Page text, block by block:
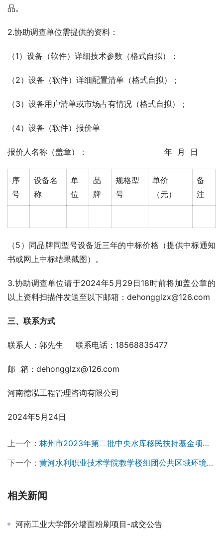
品。
2.协助调查单位需提供的资料：
（1）设备（软件）详细技术参数（格式自拟）；
（2）设备（软件）详细配置清单（格式自拟）；
（3）设备用户清单或市场占有情况（格式自拟）；
（4）设备（软件）报价单
报价人名称（盖章）：                               年  月  日
序
号
设备名
称
单
位
品
牌
规格型
号
单价
（元）
备
注
（5）同品牌同型号设备近三年的中标价格（提供中标通知
书或网上中标结果截图）。
3.协助调查单位请于2024年5月29日18时前将加盖公章的
以上资料扫描件发送至以下邮箱：dehongglzx@126.com
三、联系方式
联系人：郭先生     联系电话：18568835477
邮  箱：dehongglzx@126.com
河南德泓工程管理咨询有限公司
2024年5月24日
上一个： 林州市2023年第二批中央水库移民扶持基金项目、林州市2023年第二批地方水库移民扶持基金项目、林州市2024年中央水库移民扶持基金项目工程监理竞争性谈判公告
下一个： 黄河水利职业技术学院教学楼组团公共区域环境提升项目竞争性磋商公告￼
相关新闻
河南工业大学部分墙面粉刷项目-成交公告